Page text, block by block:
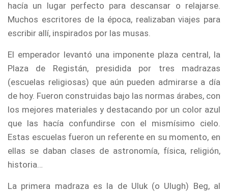
hacía un lugar perfecto para descansar o relajarse.
Muchos escritores de la época, realizaban viajes para
escribir allí, inspirados por las musas.
El emperador levantó una imponente plaza central, la
Plaza de Registán, presidida por tres madrazas
(escuelas religiosas) que aún pueden admirarse a día
de hoy. Fueron construidas bajo las normas árabes, con
los mejores materiales y destacando por un color azul
que las hacía confundirse con el mismísimo cielo.
Estas escuelas fueron un referente en su momento, en
ellas se daban clases de astronomía, física, religión,
historia…
La primera madraza es la de Uluk (o Ulugh) Beg, al